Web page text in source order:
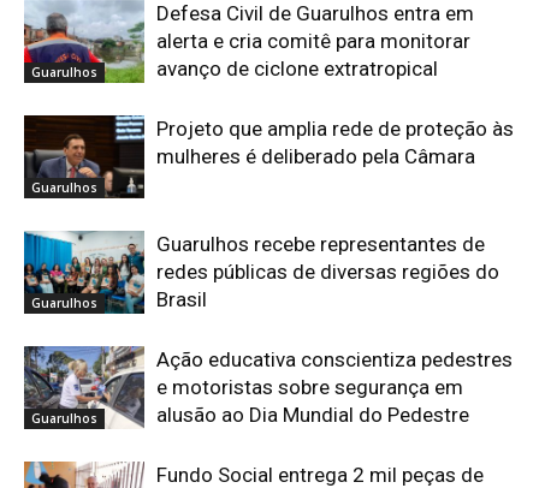
Guarulhos
Defesa Civil de Guarulhos entra em
alerta e cria comitê para monitorar
avanço de ciclone extratropical
Guarulhos
Projeto que amplia rede de proteção às
mulheres é deliberado pela Câmara
Guarulhos
Guarulhos recebe representantes de
redes públicas de diversas regiões do
Brasil
Guarulhos
Ação educativa conscientiza pedestres
e motoristas sobre segurança em
alusão ao Dia Mundial do Pedestre
Fundo Social entrega 2 mil peças de